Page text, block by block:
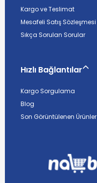
Kargo ve Teslimat
Mesafeli Satış Sözleşmesi
Sıkça Sorulan Sorular
Hızlı Bağlantılar
Kargo Sorgulama
Blog
Son Görüntülenen Ürünler